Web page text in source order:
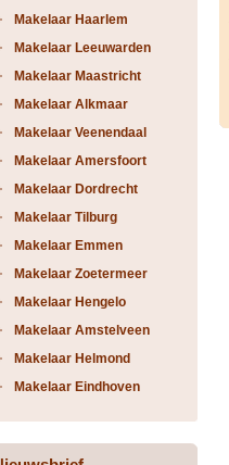
Makelaar Haarlem
Makelaar Leeuwarden
Makelaar Maastricht
Makelaar Alkmaar
Makelaar Veenendaal
Makelaar Amersfoort
Makelaar Dordrecht
Makelaar Tilburg
Makelaar Emmen
Makelaar Zoetermeer
Makelaar Hengelo
Makelaar Amstelveen
Makelaar Helmond
Makelaar Eindhoven